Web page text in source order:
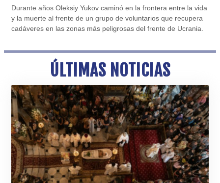
GEL 3.017966
GGP 0.8566
GHS 13.526832
10123.874202
GYD 241.157003
HKD 9.067746
HNL 30.895616
HRK 7.536622
HTG 150.718127
HUF 363.096405
IDR
20580.370421
ILS 3.468234
Durante años Oleksiy Yukov caminó en la frontera entre la vida
y la muerte al frente de un grupo de voluntarios que recupera
cadáveres en las zonas más peligrosas del frente de Ucrania.
ÚLTIMAS NOTICIAS